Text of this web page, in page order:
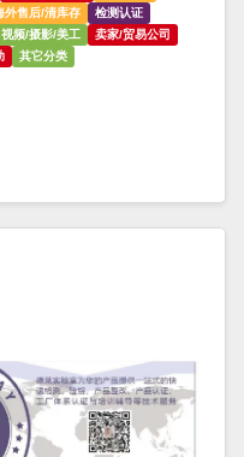
外售后/清库存
检测认证
视频/摄影/美工
卖家/贸易公司
其它分类